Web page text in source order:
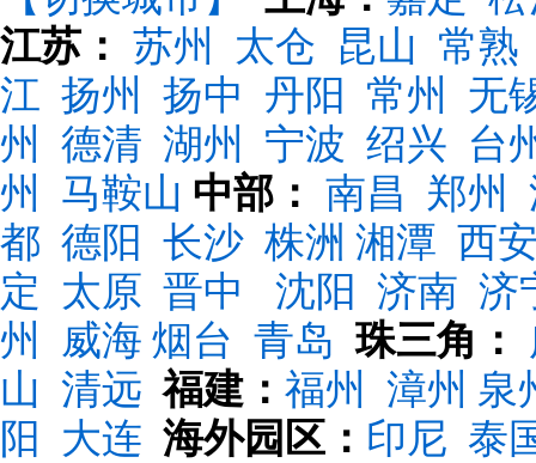
江苏： 苏州 太仓 昆山 常熟
江 扬州 扬中 丹阳 常州
无
州
德清 湖州 宁波 绍兴 台
州
马鞍山 中部： 南昌 郑州
都 德阳 长沙 株洲 湘潭 西
定 太原 晋中 沈阳 济南 济
州
威海 烟台 青岛 珠三角：
山 清远 福建： 福州 漳州 泉
阳
大连 海外园区： 印尼 泰